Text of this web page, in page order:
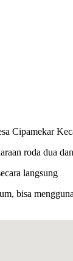
Cipamekar
roda dua
langsung
bisa